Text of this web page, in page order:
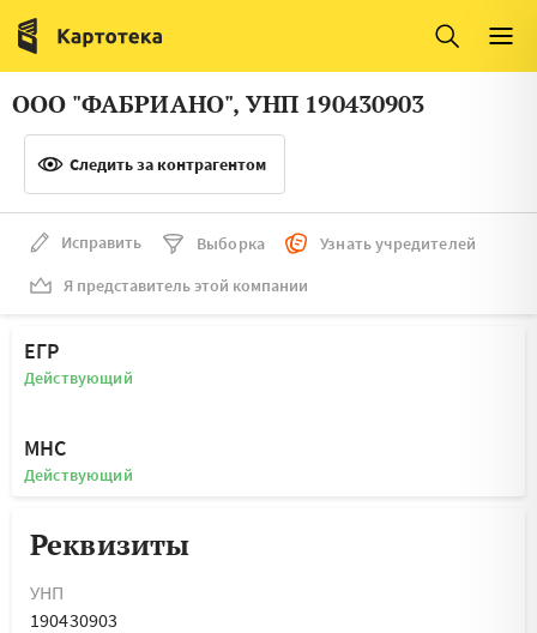
Италия
Люксембург
Литва
Нидерланды
ООО "ФАБРИАНО", УНП 190430903
Следить за контрагентом
Исправить Выборка
Узнать учредителей
Я представитель этой компании
ЕГР
Действующий
МНС
Действующий
Реквизиты
УНП
190430903